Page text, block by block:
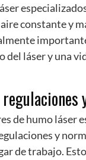
constante y
láser y una
de humo láser
y
de trabajo.